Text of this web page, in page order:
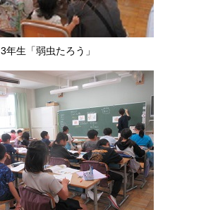
3年生「弱虫たろう」